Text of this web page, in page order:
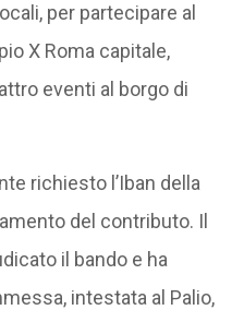
per partecipare al
X Roma capitale,
eventi al borgo di
richiesto l’Iban della
del contributo. Il
il bando e ha
intestata al Palio,